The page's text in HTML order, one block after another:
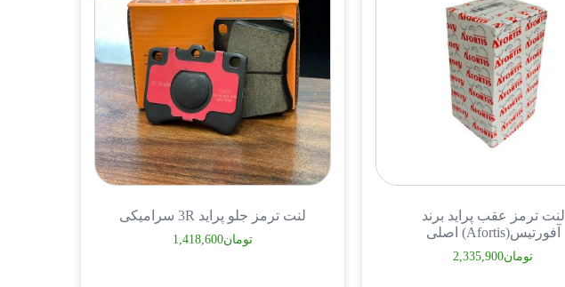
لنت ترمز عقب پراید برند
آفورتیس(Afortis) اصلی
تومان2,335,900
لنت ترمز جلو پراید 3R سرامیکی
تومان1,418,600